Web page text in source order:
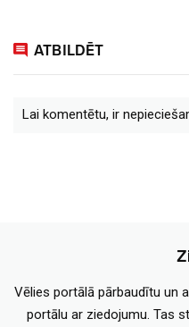
ATBILDĒT
Lai komentētu, ir
Vēlies portālā pārbaudītu un
portālu ar ziedojumu. Tas